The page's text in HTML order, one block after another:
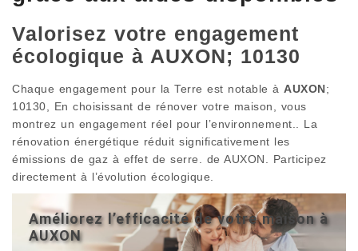
Valorisez votre engagement
écologique à AUXON; 10130
Chaque engagement pour la Terre est notable à AUXON;
10130, En choisissant de rénover votre maison, vous
montrez un engagement réel pour l’environnement.. La
rénovation énergétique réduit significativement les
émissions de gaz à effet de serre. de AUXON. Participez
directement à l’évolution écologique.
Améliorez l’efficacité de votre maison à
AUXON